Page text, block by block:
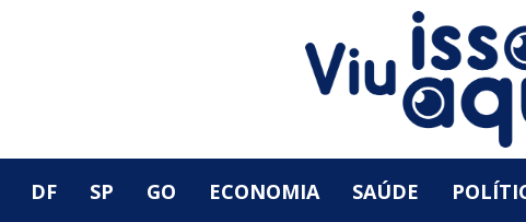
DF SP GO ECONOMIA SAÚDE